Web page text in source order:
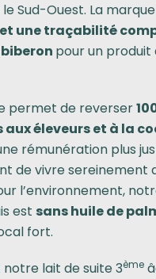
Sud-Ouest. La
une traçabilité
pour un
permet de reverser
aux éleveurs et à la
rémunération plus
de vivre sereinement
l’environnement,
est sans huile de
fort.
notre lait de suite 3ème